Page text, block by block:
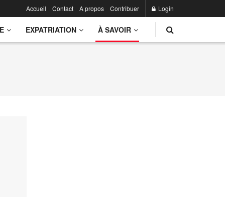
Accueil Contact A propos Contribuer Login
EXPATRIATION À SAVOIR